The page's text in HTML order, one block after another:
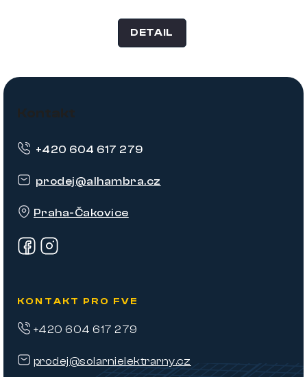
DETAIL
Z
Kontakt
prodej@alhambra.cz
Praha-Čakovice
+420 604 617 279
KONTAKT PRO FVE
prodej@solarnielektrarny.cz
+420 604 617 279